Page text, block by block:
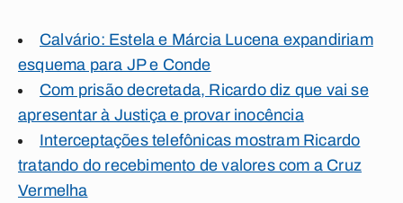
Calvário: Estela e Márcia Lucena expandiriam
esquema para JP e Conde
Com prisão decretada, Ricardo diz que vai se
apresentar à Justiça e provar inocência
Interceptações telefônicas mostram Ricardo
tratando do recebimento de valores com a Cruz
Vermelha